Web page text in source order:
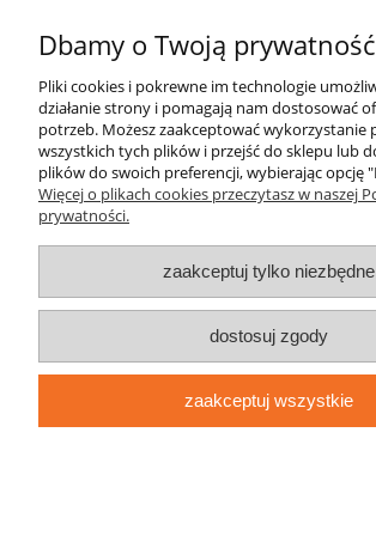
Informacje
O nas
pokaż pełną wersję strony
Sklep internetowy Shoper.pl
Dbamy o Twoją prywatność
Pliki cookies i pokrewne im technologie
działanie strony i pomagają nam dostosować
potrzeb. Możesz zaakceptować wykorzystanie
wszystkich tych plików i przejść do sklepu lub
plików do swoich preferencji, wybierając opcję
Więcej o plikach cookies przeczytasz w naszej
prywatności.
zaakceptuj tylko niezbędne
dostosuj zgody
zaakceptuj wszystkie